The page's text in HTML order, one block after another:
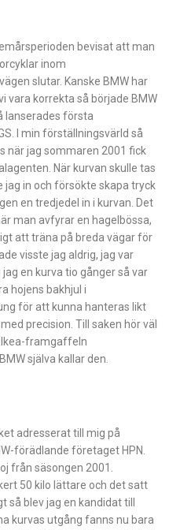
bevisat att man
inom
slutar. Kanske BMW har
vara korrekta så började BMW
lanserades första
I min förställningsvärld så
när jag sommaren 2001 fick
När kurvan skulle tas
jag in och försökte skapa tryck
en tredjedel in i kurvan. Det
man avfyrar en hagelbössa,
att träna på breda vägar för
visste jag aldrig, jag var
en kurva tio gånger så var
hojens bakhjul i
för att kunna hanteras likt
precision. Till saken hör väl
Ikea-framgaffeln
själva kallar den.
adresserat till mig på
förädlande företaget HPN.
från säsongen 2001.
50 kilo lättare och det satt
blev jag en kandidat till
kurvas utgång fanns nu bara